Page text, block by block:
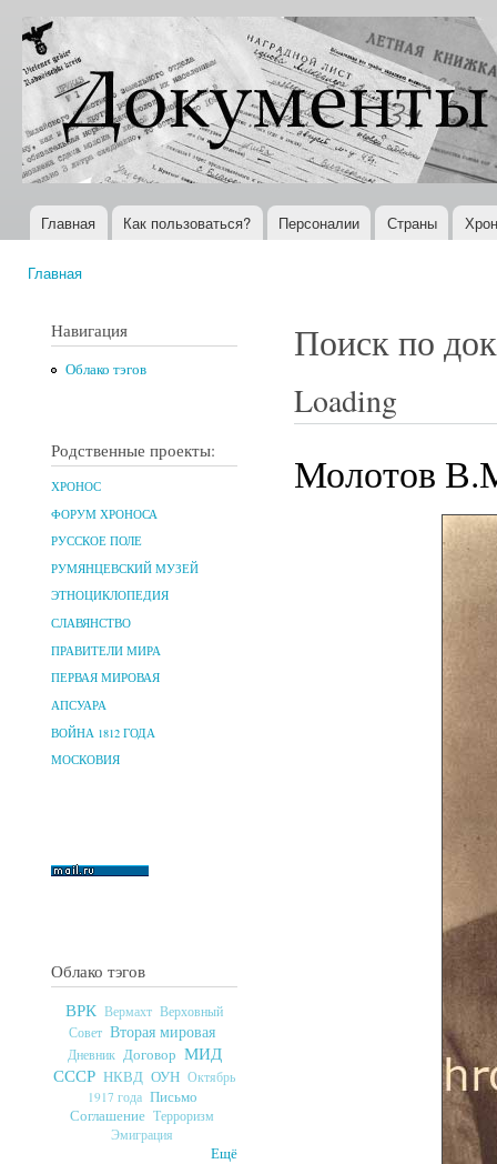
Документы
XX века
Всемирная
история в
Интернете
Главное меню
Главная Как пользоваться? Персоналии Страны
Главная
Навигация
Облако тэгов
Родственные проекты:
ХРОНОС
ФОРУМ ХРОНОСА
РУССКОЕ ПОЛЕ
РУМЯНЦЕВСКИЙ МУЗЕЙ
ЭТНОЦИКЛОПЕДИЯ
СЛАВЯНСТВО
ПРАВИТЕЛИ МИРА
ПЕРВАЯ МИРОВАЯ
АПСУАРА
ВОЙНА 1812 ГОДА
МОСКОВИЯ
Облако тэгов
ВРК Вермахт Верховный
Совет Вторая мировая
Дневник Договор МИД
СССР НКВД ОУН Октябрь
1917 года Письмо
Соглашение Терроризм
Эмиграция
Ещё
Поиск по
Loading
Молотов